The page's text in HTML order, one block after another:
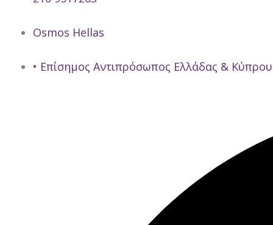
Osmos Hellas
• Επίσημος Αντιπρόσωπος Ελλάδας & Κύπρου